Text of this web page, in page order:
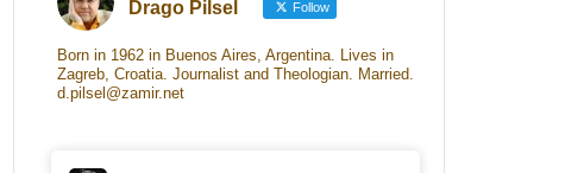
Drago Pilsel Follow
Born in 1962 in Buenos Aires, Argentina. Lives in
Zagreb, Croatia. Journalist and Theologian. Married.
d.pilsel@zamir.net